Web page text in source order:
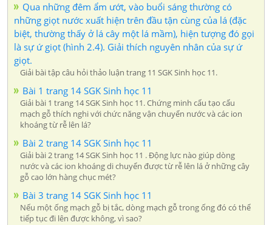
Qua những đêm ẩm ướt, vào buổi sáng thường có
những giọt nước xuất hiện trên đầu tận cùng của lá (đặc
biệt, thường thấy ở lá cây một lá mầm), hiện tượng đó gọi
là sự ứ giọt (hình 2.4). Giải thích nguyên nhân của sự ứ
giọt.
Giải bài tập câu hỏi thảo luận trang 11 SGK Sinh học 11.
Bài 1 trang 14 SGK Sinh học 11
Giải bài 1 trang 14 SGK Sinh học 11. Chứng minh cấu tạo cấu
mạch gỗ thích nghi với chức năng vận chuyển nước và các ion
khoáng từ rễ lên lá?
Bài 2 trang 14 SGK Sinh học 11
Giải bài 2 trang 14 SGK Sinh học 11 . Động lực nào giúp dòng
nước và các ion khoáng di chuyển được từ rễ lên lá ở những cây
gỗ cao lớn hàng chục mét?
Bài 3 trang 14 SGK Sinh học 11
Nếu một ống mạch gỗ bị tắc, dòng mạch gỗ trong ống đó có thể
tiếp tục đi lên được không, vì sao?